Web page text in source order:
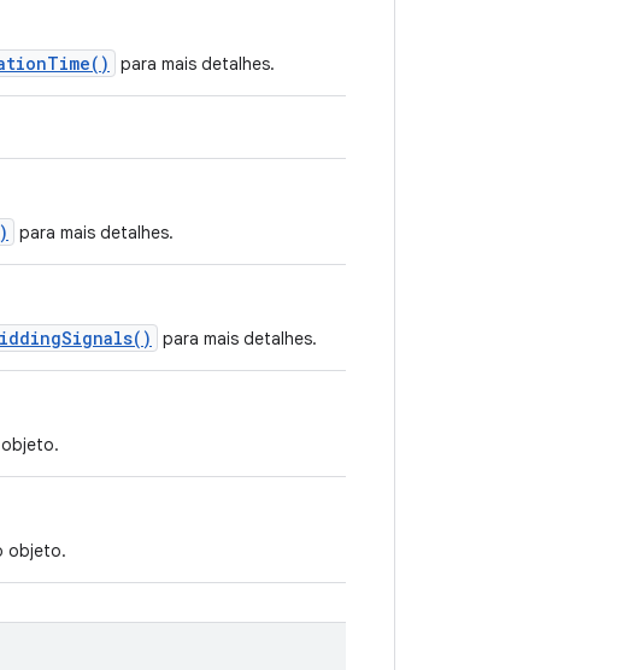
para mais detalhes.
para mais detalhes.
para mais detalhes.
objeto.